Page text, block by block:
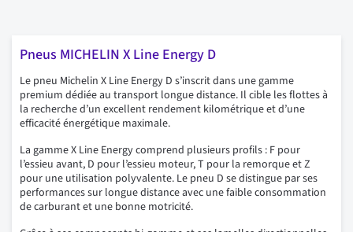
Pneus MICHELIN X Line Energy D
Le pneu Michelin X Line Energy D s’inscrit dans une gamme
premium dédiée au transport longue distance. Il cible les flottes à
la recherche d’un excellent rendement kilométrique et d’une
efficacité énergétique maximale.
La gamme X Line Energy comprend plusieurs profils : F pour
l’essieu avant, D pour l’essieu moteur, T pour la remorque et Z
pour une utilisation polyvalente. Le pneu D se distingue par ses
performances sur longue distance avec une faible consommation
de carburant et une bonne motricité.